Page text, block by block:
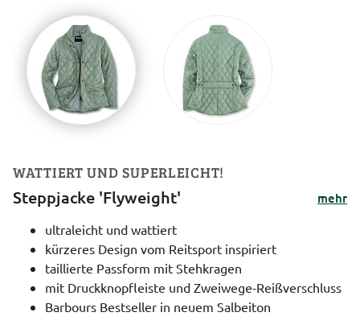
WATTIERT UND SUPERLEICHT!
Steppjacke 'Flyweight'
mehr
ultraleicht und wattiert
kürzeres Design vom Reitsport inspiriert
taillierte Passform mit Stehkragen
mit Druckknopfleiste und Zweiwege-Reißverschluss
Barbours Bestseller in neuem Salbeiton